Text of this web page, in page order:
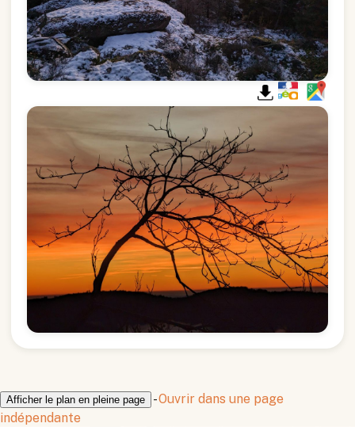
Afficher le plan en pleine page -Ouvrir dans une page
indépendante